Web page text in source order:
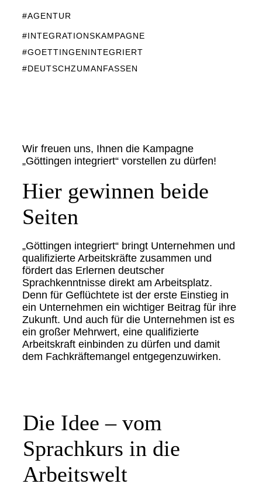
#AGENTUR
#INTEGRATIONSKAMPAGNE
#GOETTINGENINTEGRIERT
#DEUTSCHZUMANFASSEN
Wir freuen uns, Ihnen die Kampagne
„Göttingen integriert“ vorstellen zu dürfen!
Hier gewinnen beide
Seiten
„Göttingen integriert“ bringt Unternehmen und
qualifizierte Arbeitskräfte zusammen und
fördert das Erlernen deutscher
Sprachkenntnisse direkt am Arbeitsplatz.
Denn für Geflüchtete ist der erste Einstieg in
ein Unternehmen ein wichtiger Beitrag für ihre
Zukunft. Und auch für die Unternehmen ist es
ein großer Mehrwert, eine qualifizierte
Arbeitskraft einbinden zu dürfen und damit
dem Fachkräftemangel entgegenzuwirken.
Die Idee – vom
Sprachkurs in die
Arbeitswelt